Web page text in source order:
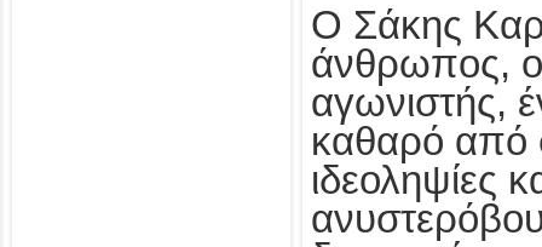
Ο Σάκης
άνθρωπος,
αγωνιστής,
καθαρό από
ιδεοληψίες